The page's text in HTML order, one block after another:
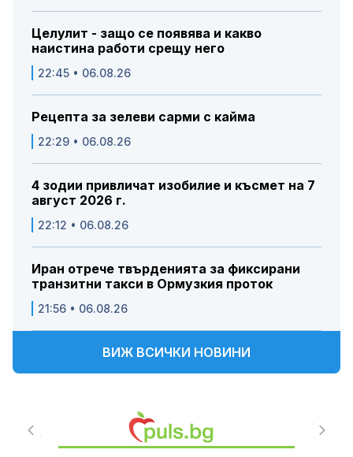
Целулит - защо се появява и какво
наистина работи срещу него
22:45 • 06.08.26
Рецепта за зелеви сарми с кайма
22:29 • 06.08.26
4 зодии привличат изобилие и късмет на 7
август 2026 г.
22:12 • 06.08.26
Иран отрече твърденията за фиксирани
транзитни такси в Ормузкия проток
21:56 • 06.08.26
ВИЖ ВСИЧКИ НОВИНИ